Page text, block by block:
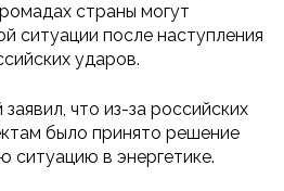
страны могут
ситуации после наступления
ударов.
что из-за российских
было принято решение
ситуацию в энергетике.